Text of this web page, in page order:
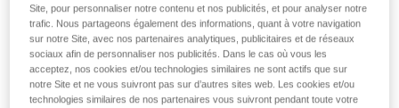
Site, pour personnaliser notre contenu et nos publicités, et pour analyser notre
trafic. Nous partageons également des informations, quant à votre navigation
sur notre Site, avec nos partenaires analytiques, publicitaires et de réseaux
sociaux afin de personnaliser nos publicités. Dans le cas où vous les
acceptez, nos cookies et/ou technologies similaires ne sont actifs que sur
notre Site et ne vous suivront pas sur d’autres sites web. Les cookies et/ou
technologies similaires de nos partenaires vous suivront pendant toute votre